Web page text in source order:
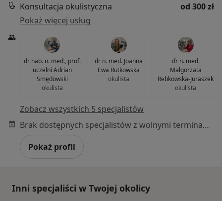
Konsultacja okulistyczna
od 300 zł
Pokaż więcej usług
dr hab. n. med., prof.
uczelni Adrian
Smędowski
okulista
dr n. med. Joanna
Ewa Rutkowska
okulista
dr n. med.
Małgorzata
Rebkowska-Juraszek
okulista
Zobacz wszystkich 5 specjalistów
Brak dostępnych specjalistów z wolnymi terminami w tym centrum medycznym.
Pokaż profil
Inni specjaliści w Twojej okolicy